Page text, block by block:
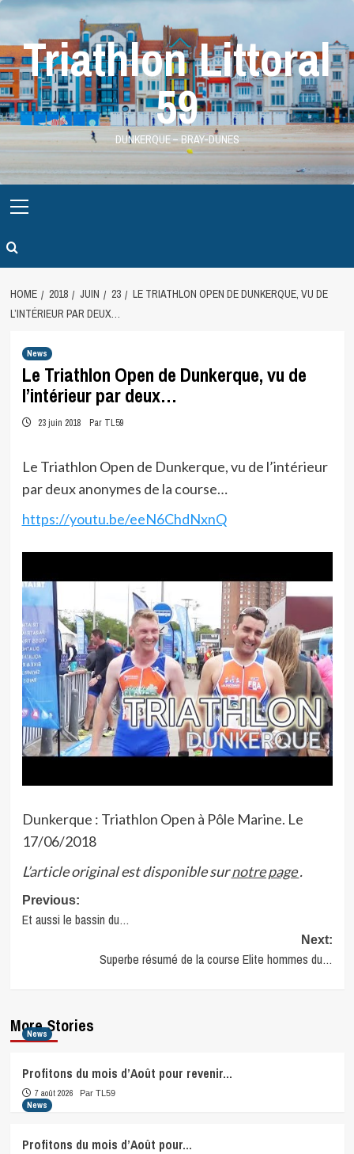
Skip
contentTriathlon Littoral
59
DUNKERQUE – BRAY-DUNES
Menu
HOME 2018 JUIN 23
LE TRIATHLON OPEN DE DUNKERQUE, VU DE
L’INTÉRIEUR PAR DEUX…
News
Le Triathlon Open de Dunkerque, vu de
l’intérieur par deux…
23 juin 2018 Par TL59
Le Triathlon Open de Dunkerque, vu de l’intérieur
par deux anonymes de la course…
https://youtu.be/eeN6ChdNxnQ
Dunkerque : Triathlon Open à Pôle Marine. Le
17/06/2018
L’article original est disponible surnotre page.
Post
navigation
Previous:
Et aussi le bassin du…
Next:
Superbe résumé de la course Elite hommes du…
More Stories
News
Profitons du mois d’Août pour revenir…
7 août 2026 Par TL59
News
Profitons du mois d’Août pour…